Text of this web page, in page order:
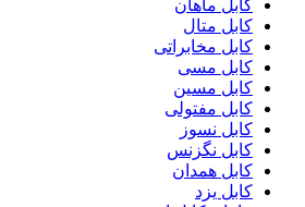
کابل ماهان
کابل متال
کابل مخابراتی
کابل مسی
کابل مسین
کابل مفتولی
کابل نسوز
کابل نگزنس
کابل همدان
کابل یزد